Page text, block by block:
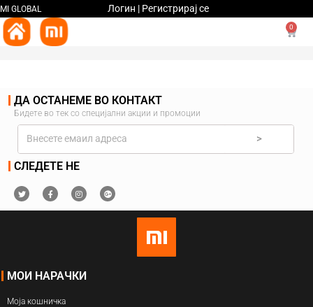
MI GLOBAL Логин | Регистрирај се
0
ДА ОСТАНЕМЕ ВО КОНТАКТ
Бидете во тек со специјални акции и промоции
>
СЛЕДЕТЕ НЕ
МОИ НАРАЧКИ
Моја кошничка